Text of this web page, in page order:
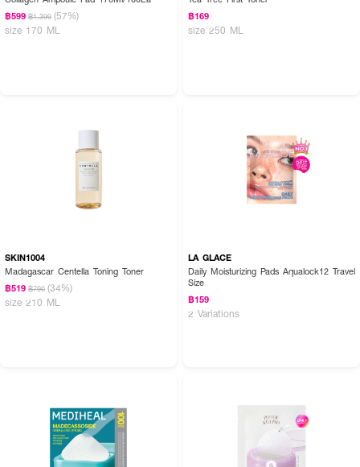
฿599 ฿1,399 (57%)
size 170 ML
฿169
size 250 ML
SKIN1004
Madagascar Centella Toning Toner
฿519 ฿790 (34%)
size 210 ML
LA GLACE
Daily Moisturizing Pads Aqualock12 Travel
Size
฿159
2 Variations